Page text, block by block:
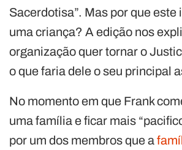
Sacerdotisa”. Mas por que este
uma criança? A edição nos
organização quer tornar o
o que faria dele o seu principal
No momento em que Frank
uma família e ficar mais
por um dos membros que a